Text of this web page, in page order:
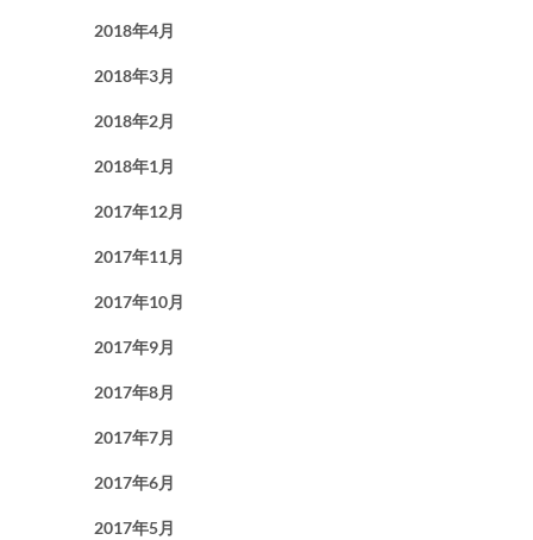
2018年4月
2018年3月
2018年2月
2018年1月
2017年12月
2017年11月
2017年10月
2017年9月
2017年8月
2017年7月
2017年6月
2017年5月